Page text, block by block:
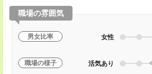
職場の雰囲気
男女比率 女性
職場の様子 活気あり